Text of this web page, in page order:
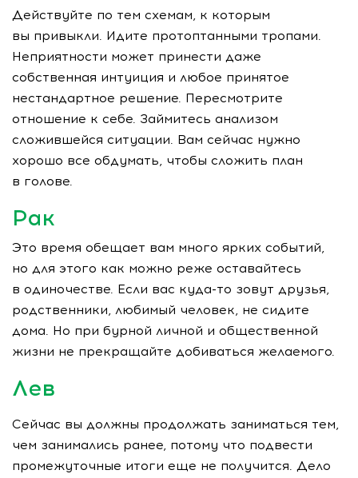
Действуйте по тем схемам, к которым
вы привыкли. Идите протоптанными тропами.
Неприятности может принести даже
собственная интуиция и любое принятое
нестандартное решение. Пересмотрите
отношение к себе. Займитесь анализом
сложившейся ситуации. Вам сейчас нужно
хорошо все обдумать, чтобы сложить план
в голове.
Рак
Это время обещает вам много ярких событий,
но для этого как можно реже оставайтесь
в одиночестве. Если вас куда-то зовут друзья,
родственники, любимый человек, не сидите
дома. Но при бурной личной и общественной
жизни не прекращайте добиваться желаемого.
Лев
Сейчас вы должны продолжать заниматься тем,
чем занимались ранее, потому что подвести
промежуточные итоги еще не получится. Дело